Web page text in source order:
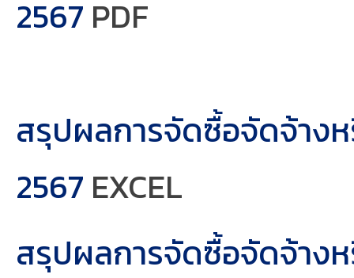
2567 PDF
สรุปผลการจัดซื้อจัดจ้าง
2567 EXCEL
สรุปผลการจัดซื้อจัดจ้าง